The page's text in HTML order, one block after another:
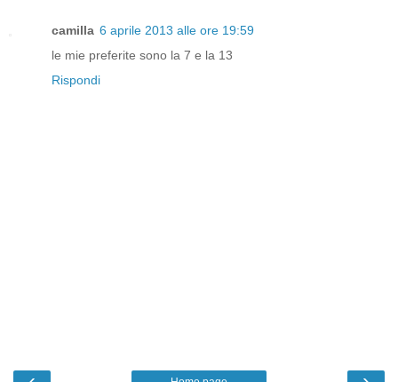
camilla 6 aprile 2013 alle ore 19:59
le mie preferite sono la 7 e la 13
Rispondi